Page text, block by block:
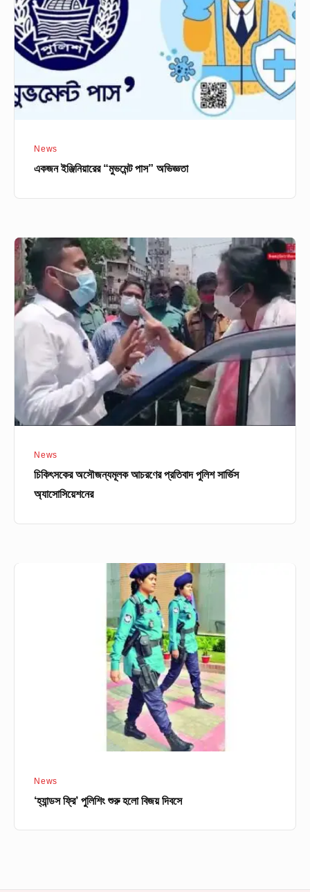
অভিজ্ঞতা
News
একজন ইঞ্জিনিয়ারের “মুভমেন্ট পাস” অভিজ্ঞতা
চিকিৎসকের
অসৌজন্যমূলক
আচরণের
প্রতিবাদ
পুলিশ
অ্যাসোসিয়েশনের
News
চিকিৎসকের অসৌজন্যমূলক আচরণের প্রতিবাদ পুলিশ সার্ভিস
অ্যাসোসিয়েশনের
News
‘হ্যান্ডস ফ্রি’ পুলিশিং শুরু হলো বিজয় দিবসে